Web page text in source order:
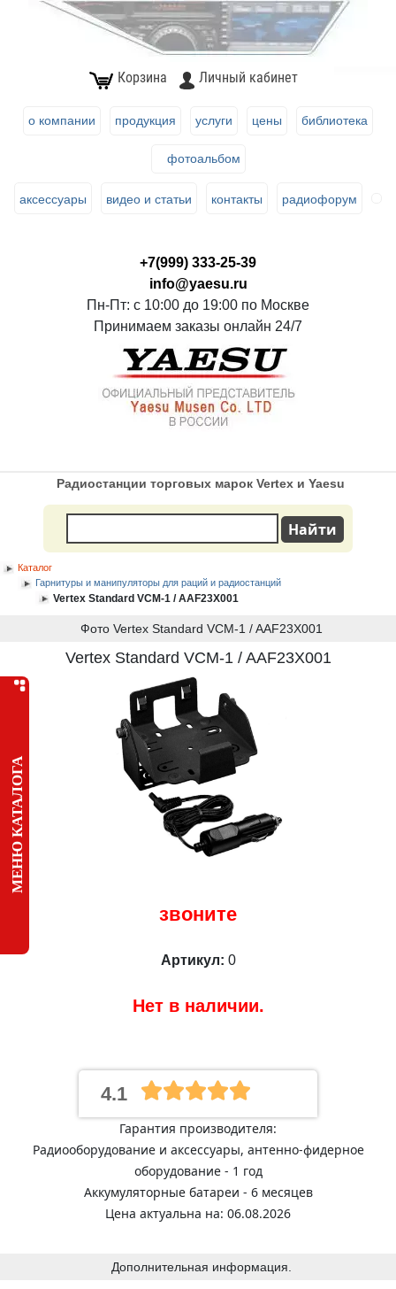
МЕНЮ КАТАЛОГА
Корзина Личный кабинет
о компании продукция услуги цены библиотека
фотоальбом
аксессуары видео и статьи контакты радиофорум
+7(999) 333-25-39
info@yaesu.ru
Пн-Пт: с 10:00 до 19:00 по Москве
Принимаем заказы онлайн 24/7
Радиостанции торговых марок Vertex и Yaesu
Каталог
Гарнитуры и манипуляторы для раций и радиостанций
Vertex Standard VCM-1 / AAF23X001
Фото Vertex Standard VCM-1 / AAF23X001
Vertex Standard VCM-1 / AAF23X001
звоните
Артикул: 0
Нет в наличии.
4.1
Гарантия производителя:
Радиооборудование и аксессуары, антенно-фидерное
оборудование - 1 год
Аккумуляторные батареи - 6 месяцев
Цена актуальна на: 06.08.2026
Дополнительная информация.